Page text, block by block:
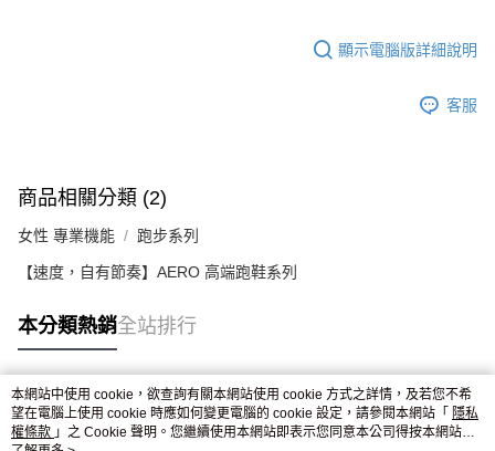
顯示電腦版詳細說明
客服
商品相關分類 (2)
女性 專業機能 跑步系列
【速度，自有節奏】AERO 高端跑鞋系列
本分類熱銷全站排行
熱門標籤
本網站中使用 cookie，欲查詢有關本網站使用 cookie 方式之詳情，及若您不希
望在電腦上使用 cookie 時應如何變更電腦的 cookie 設定，請參閱本網站「 隱私
權條款 」之 Cookie 聲明。您繼續使用本網站即表示您同意本公司得按本網站使